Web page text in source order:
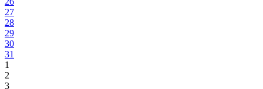
27
28
29
30
31
1
2
3